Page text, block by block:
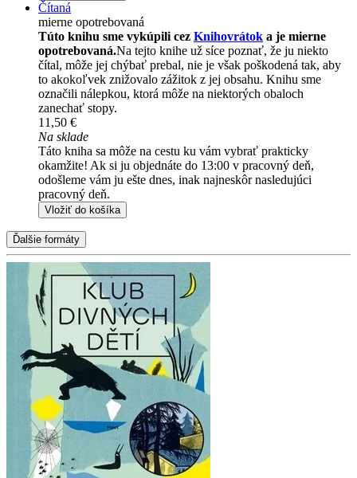
Čítaná
mierne opotrebovaná
Túto knihu sme vykúpili cez Knihovrátok a je mierne
opotrebovaná.Na tejto knihe už síce poznať, že ju niekto
čítal, môže jej chýbať prebal, nie je však poškodená tak, aby
to akokoľvek znižovalo zážitok z jej obsahu. Knihu sme
označili nálepkou, ktorá môže na niektorých obaloch
zanechať stopy.
11,50 €
Na sklade
Táto kniha sa môže na cestu ku vám vybrať prakticky
okamžite! Ak si ju objednáte do 13:00 v pracovný deň,
odošleme vám ju ešte dnes, inak najneskôr nasledujúci
pracovný deň.
Vložiť do košíka
Ďalšie formáty